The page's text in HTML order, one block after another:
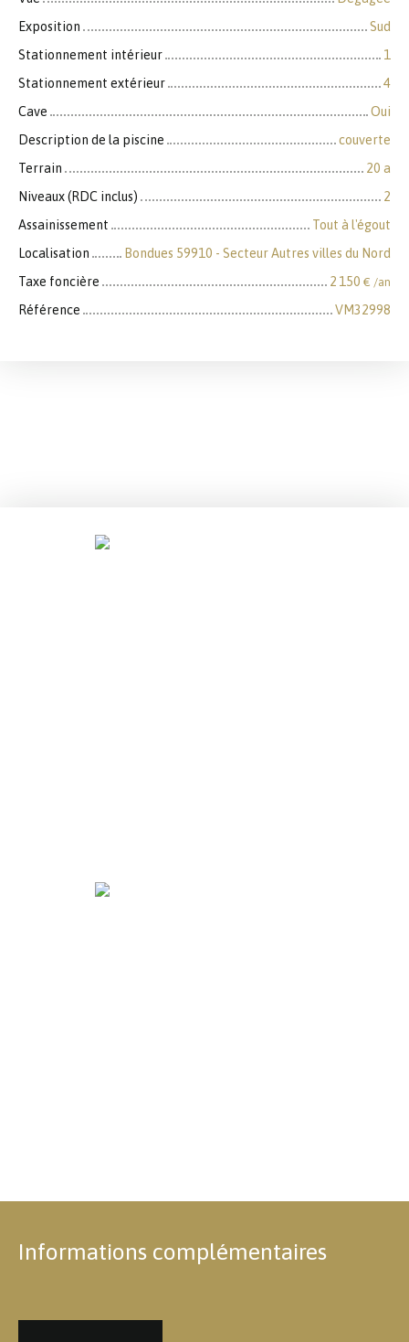
Exposition
Sud
Stationnement intérieur
1
Stationnement extérieur
4
Cave
Oui
Description de la piscine
couverte
Terrain
20 a
Niveaux (RDC inclus)
2
Assainissement
Tout à l'égout
Localisation
Bondues 59910 - Secteur Autres villes du Nord
Taxe foncière
2 150 € /an
Référence VM32998
Informations complémentaires